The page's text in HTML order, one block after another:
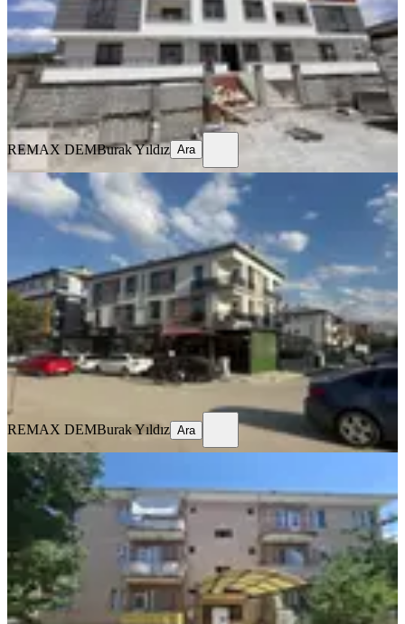
2+1·90 m²· 1. Kat 19.07.2026
20.000 ₺
REMAX DEMBurak Yıldız
REMAX DEMBurak Yıldız Ara
MANZARALI
%9
Remax Dem'den Merkezi Konumda
Eşyalı Kiralık 1+1 Daire
Merkez, İnönü Mahallesi
1+1
65 m²·1. Kat·17.07.2026
20.000 ₺ 22.000 ₺
REMAX DEMBurak Yıldız
REMAX DEMBurak Yıldız Ara
MANZARALI
Geniş 3+1 Kiralık Daire
Merkez, Ergenekon Mahallesi
3+1·135 m² 3. Kat 17.07.2026
15.500 ₺